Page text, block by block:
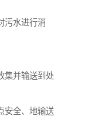
污水进行消
集并输送到处
安全、地输送